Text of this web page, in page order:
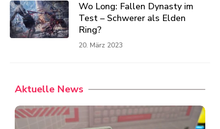
Wo Long: Fallen Dynasty im
Test – Schwerer als Elden
Ring?
20. März 2023
Aktuelle News